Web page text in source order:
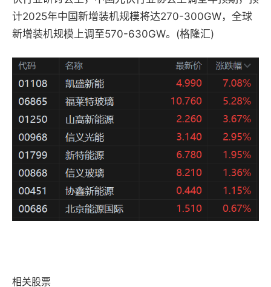
计2025年中国新增装机规模将达270-300GW，全球
新增装机规模上调至570-630GW。(格隆汇)
相关股票